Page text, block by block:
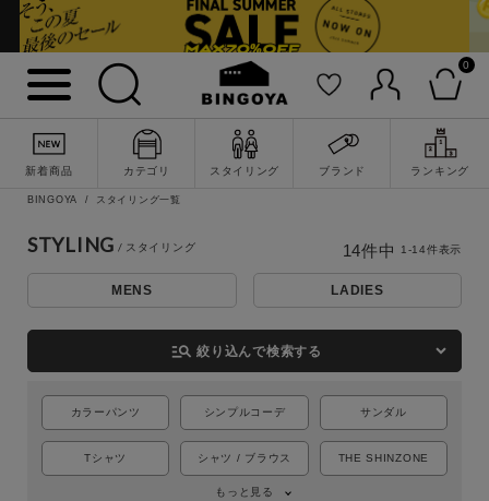
0
新着商品 カテゴリ スタイリング ブランド ランキング
詳細検索
BINGOYA スタイリング一覧
STYLING
MENS LADIES
manage_search 絞り込んで検索する
カラーパンツ シンプルコーデ サンダル
Tシャツ シャツ / ブラウス THE SHINZONE
もっと見る
14件中 1-14件表示